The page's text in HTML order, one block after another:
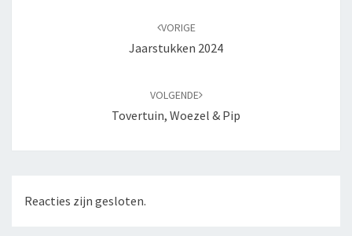
VORIGE
Jaarstukken 2024
VOLGENDE
Tovertuin, Woezel & Pip
Reacties zijn gesloten.